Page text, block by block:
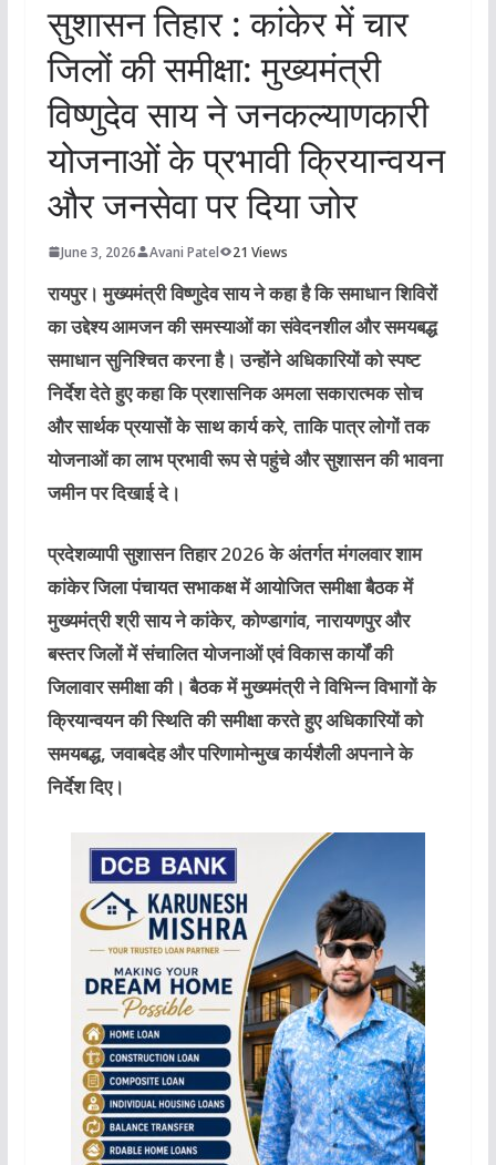
सुशासन तिहार : कांकेर में चार
जिलों की समीक्षा: मुख्यमंत्री
विष्णुदेव साय ने जनकल्याणकारी
योजनाओं के प्रभावी क्रियान्वयन
और जनसेवा पर दिया जोर
June 3, 2026 Avani Patel 21 Views
रायपुर। मुख्यमंत्री विष्णुदेव साय ने कहा है कि समाधान शिविरों
का उद्देश्य आमजन की समस्याओं का संवेदनशील और समयबद्ध
समाधान सुनिश्चित करना है। उन्होंने अधिकारियों को स्पष्ट
निर्देश देते हुए कहा कि प्रशासनिक अमला सकारात्मक सोच
और सार्थक प्रयासों के साथ कार्य करे, ताकि पात्र लोगों तक
योजनाओं का लाभ प्रभावी रूप से पहुंचे और सुशासन की भावना
जमीन पर दिखाई दे।
प्रदेशव्यापी सुशासन तिहार 2026 के अंतर्गत मंगलवार शाम
कांकेर जिला पंचायत सभाकक्ष में आयोजित समीक्षा बैठक में
मुख्यमंत्री श्री साय ने कांकेर, कोण्डागांव, नारायणपुर और
बस्तर जिलों में संचालित योजनाओं एवं विकास कार्यों की
जिलावार समीक्षा की। बैठक में मुख्यमंत्री ने विभिन्न विभागों के
क्रियान्वयन की स्थिति की समीक्षा करते हुए अधिकारियों को
समयबद्ध, जवाबदेह और परिणामोन्मुख कार्यशैली अपनाने के
निर्देश दिए।